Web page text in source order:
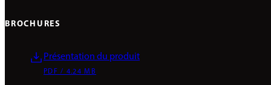
BROCHURES
Présentation du produit
PDF / 4.24 MB